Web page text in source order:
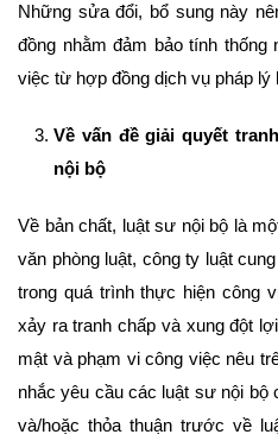
Những sửa đổi, bổ sung này
đồng nhằm đảm bảo tính
việc từ hợp đồng dịch vụ pháp lý
Về vấn đề giải quyết
nội bộ
Về bản chất, luật sư nội bộ là
văn phòng luật, công ty luật
trong quá trình thực hiện công
xảy ra tranh chấp và xung đột
mật và phạm vi công việc nêu
nhắc yêu cầu các luật sư nội
và/hoặc thỏa thuận trước về